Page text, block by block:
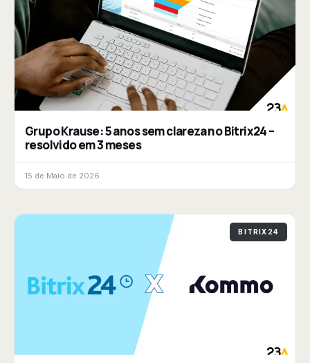
Grupo Krause: 5 anos sem clareza no Bitrix24 –
resolvido em 3 meses
15 de Maio de 2026
BITRIX24